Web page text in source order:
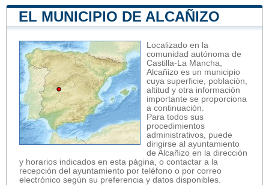
EL MUNICIPIO DE ALCAÑIZO
Localizado en la
comunidad autónoma de
Castilla-La Mancha,
Alcañizo es un municipio
cuya superficie, población,
altitud y otra información
importante se proporciona
a continuación.
Para todos sus
procedimientos
administrativos, puede
dirigirse al ayuntamiento
de Alcañizo en la dirección
y horarios indicados en esta página, o contactar a la
recepción del ayuntamiento por teléfono o por correo
electrónico según su preferencia y datos disponibles.